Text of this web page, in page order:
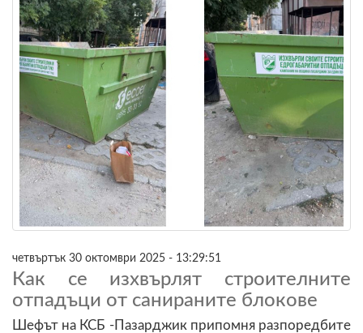
четвъртък 30 октомври 2025 - 13:29:51
Как се изхвърлят строителните
отпадъци от санираните блокове
Шефът на КСБ -Пазарджик припомня разпоредбите